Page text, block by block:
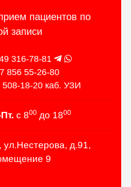
пациентов по
записи
316-78-81
856 55-26-80
508-18-20 каб. УЗИ
с 800до 1800
ул.Нестерова, д.91,
9